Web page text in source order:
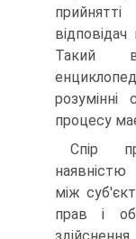
Такий
процесу
Спір
між
прав і